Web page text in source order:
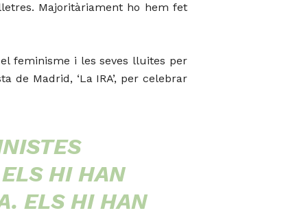
Majoritàriament ho hem fet
feminisme i les seves lluites per
Madrid, ‘La IRA’, per celebrar
HI HAN
ELS HI HAN